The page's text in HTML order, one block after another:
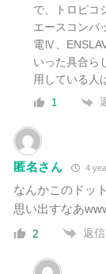
で、トロピコ
エースコンバ
電Ⅳ、
いった具合ら
用している人
1
匿名さん 4
なんかこのドッ
思い出すなあ
2 返信